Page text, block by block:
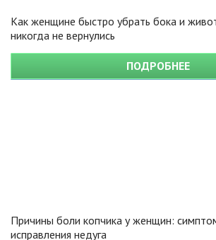
Как женщине быстро убрать бока и
никогда не вернулись
ПОДРОБНЕЕ
Причины боли копчика у женщин:
исправления недуга